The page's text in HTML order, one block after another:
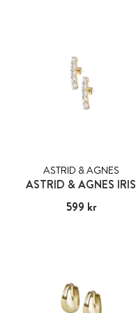
ASTRID & AGNES
ASTRID & AGNES IRIS
Pris:599 kr
599 kr